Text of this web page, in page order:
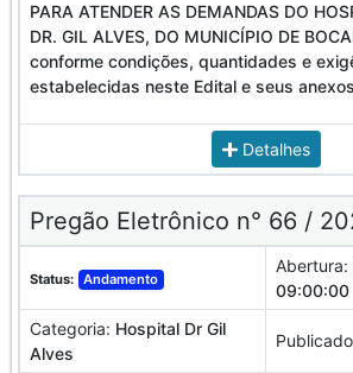
PARA ATENDER AS DEMANDAS DO
DR. GIL ALVES, DO MUNICÍPIO DE
conforme condições, quantidades e
estabelecidas neste Edital e seus
Detalhes
Pregão Eletrônico n° 66 /
Status: Andamento
Abertura:
09:00:00
Categoria: Hospital Dr Gil
Alves